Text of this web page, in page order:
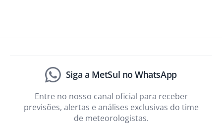
Siga a MetSul no WhatsApp
Entre no nosso canal oficial para receber
previsões, alertas e análises exclusivas do time
de meteorologistas.